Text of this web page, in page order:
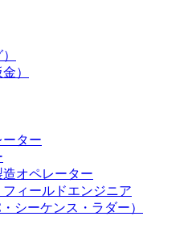
）
ター
オペレーター
ィールドエンジニア
シーケンス・ラダー）